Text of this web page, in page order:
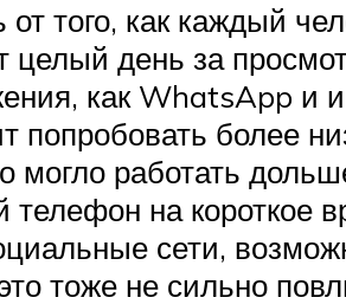
от того, как каждый
целый день за
как WhatsApp и
попробовать более
работать
на короткое
сети,
тоже не сильно